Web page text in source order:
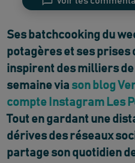
Ses batchcooking du
potagères et ses prises
inspirent des milliers
semaine via son blog
compte Instagram Les
Tout en gardant une
dérives des réseaux
partage son quotidien